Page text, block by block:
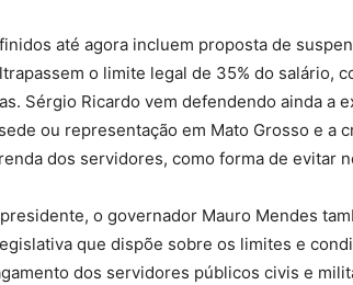
até agora incluem proposta de
o limite legal de 35% do salário,
Sérgio Ricardo vem defendendo ainda a
ou representação em Mato Grosso e a
dos servidores, como forma de evitar
o governador Mauro Mendes
que dispõe sobre os limites e
dos servidores públicos civis e